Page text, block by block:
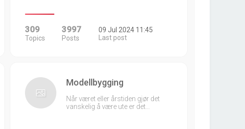
309
Topics
3997
Posts
09 Jul 2024 11:45
Last post
Modellbygging
Når været eller årstiden gjør det
vanskelig å være ute er det…